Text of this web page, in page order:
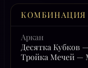
КОМБИНАЦИЯ
Аркан
Десятка Кубков
Тройка Мечей —